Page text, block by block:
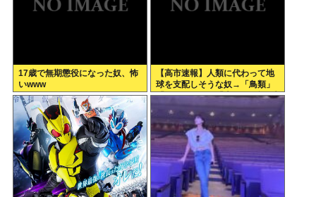
17歳で無期懲役になった奴、怖
いwww
【高市速報】人類に代わって地
球を支配しそうな奴→「鳥類」
「タコ・イカ」「麦」の3強に絞